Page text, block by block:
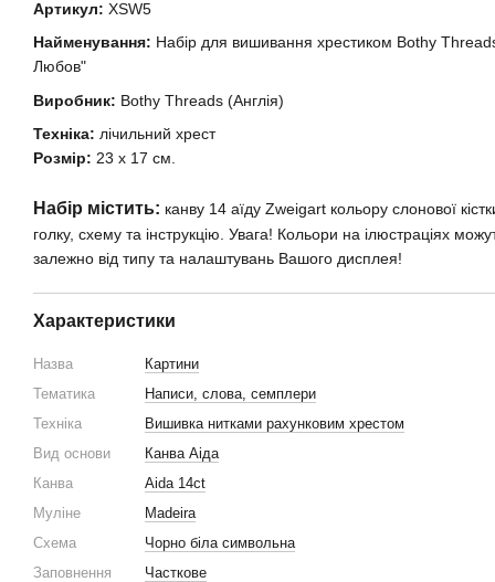
Артикул: XSW5
Найменування: Набір для вишивання хрестиком Bothy
Любов"
Виробник: Bothy Threads (Англія)
Техніка: лічильний хрест
Розмір: 23 х 17 см.
Набір містить: канву 14 аїду Zweigart кольору слонової
голку, схему та інструкцію. Увага! Кольори на ілюстраціях
залежно від типу та налаштувань Вашого дисплея!
Характеристики
Назва
Картини
Тематика
Написи, слова, семплери
Техніка
Вишивка нитками рахунковим хрестом
Вид основи
Канва Аіда
Канва
Aida 14ct
Муліне
Madeira
Схема
Чорно біла символьна
Заповнення
Часткове